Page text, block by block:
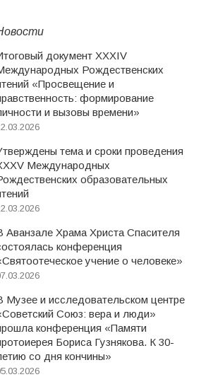
документ XXХIV
Рождественских
«Просвещение и
формирование
и вызовы времени»
тема и сроки проведения
Международных
образовательных
Аванзале Храма Христа Спасителя
конференция
учение о человеке»
Музее и исследовательском центре
Союз: вера и люди»
конференция «Памяти
Бориса Гузнякова. К 30-
со дня кончины»